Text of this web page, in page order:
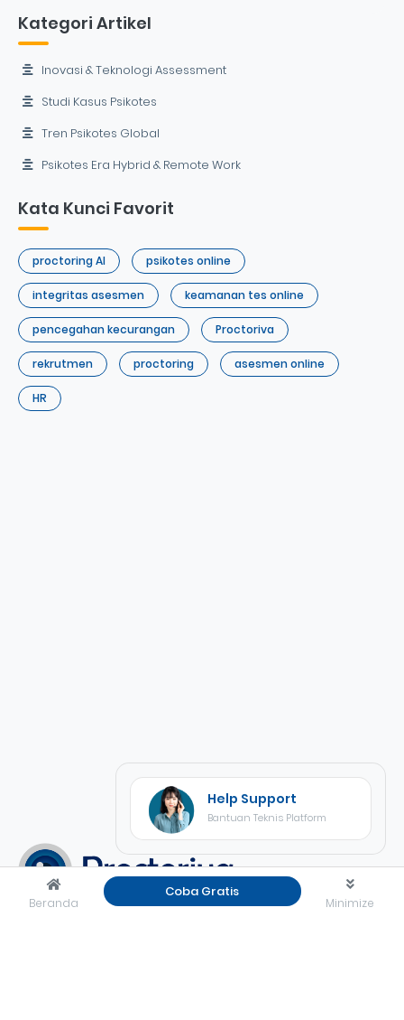
Kategori Artikel
Inovasi & Teknologi Assessment
Studi Kasus Psikotes
Tren Psikotes Global
Psikotes Era Hybrid & Remote Work
Kata Kunci Favorit
proctoring AI psikotes online
integritas asesmen keamanan tes online
pencegahan kecurangan Proctoriva
rekrutmen proctoring asesmen online
HR
Beranda
Coba Gratis
Minimize
Help Support
Bantuan Teknis Platform